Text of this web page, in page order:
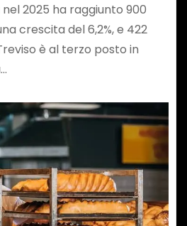
2025 ha raggiunto 900
crescita del 6,2%, e 422
è al terzo posto in